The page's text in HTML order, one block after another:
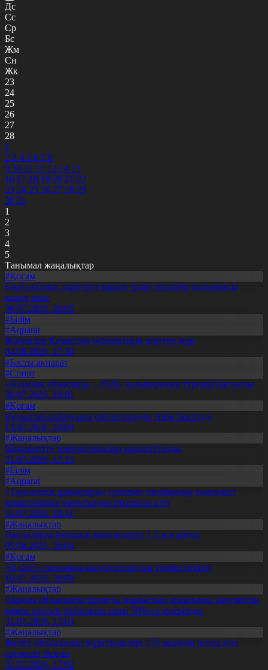
Дс
Сс
Ср
Бс
Жм
Сн
Жк
23
24
25
26
27
28
1
2 3 4 5 6 7 8
9 10 11 12 13 14 15
16 17 18 19 20 21 22
23 24 25 26 27 28 29
30 31
1
2
3
4
5
Танымал жаңалықтар
#Қоғам
Енді салалық дәрігерге қаралу үшін терапевт жолдамасы
қажет емес
30.07.2026, 20:05
#Білім
#Aqparat
Жапондар Қазақстан өсімдіктерін зерттеп жүр
04.08.2026, 17:30
#Басты ақпарат
#Спорт
«Болашақ ойындары – 2026» халықаралық турнирі басталды
30.07.2026, 10:01
#Қоғам
Құрылтай сайлауына үміткерлердің тізімі бекітілді
13.07.2026, 20:03
#Жаңалықтар
Шымкентте теміржолшылар марапатталды
31.07.2026, 17:15
#Білім
#Aqparat
«Тәуелсіздік ұрпақтары» грантын тағайындау жөніндегі
комиссияның қорытынды отырысы өтті
31.07.2026, 20:11
#Жаңалықтар
Павлодарда отандық өнім өндірісі 1,5 есе артты
05.08.2026, 20:06
#Қоғам
«Әділет» партиясы кандидаттардың тізімін бекітті
10.07.2026, 20:08
#Жаңалықтар
Ақмола облысында тұрақты жұмыстың арқасында әлеуметтік
көмек алатын отбасылар саны 50%-ға қысқарды
31.07.2026, 17:03
#Жаңалықтар
Жетісу облысының жүргізушілері 170 мыңнан астам жол
ережесін бұзған
31.07.2026, 17:02